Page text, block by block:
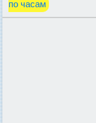
по часам